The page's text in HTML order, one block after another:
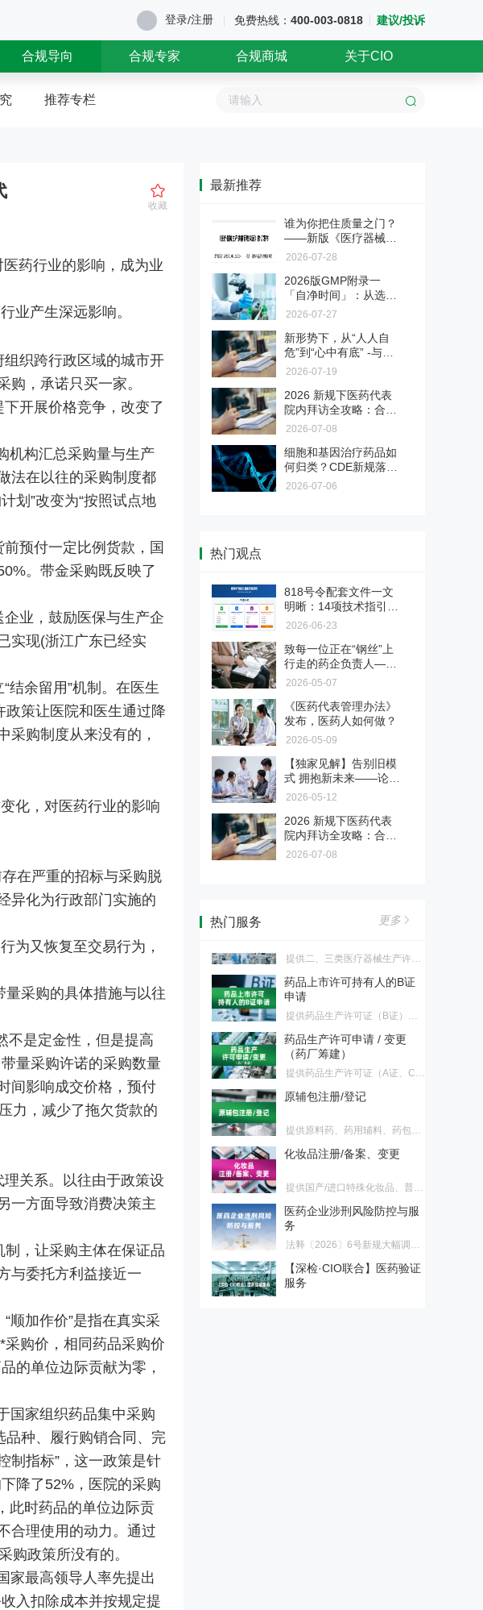
登录/注册 免费热线： 400-003-0818 建议/投诉
合规导向 合规专家 合规商城 关于CIO
推荐专栏
收藏
药行业的影响，成为业
业产生深远影响。
织跨行政区域的城市开
，承诺只买一家。
开展价格竞争，改变了
机构汇总采购量与生产
法在以往的采购制度都
划”改变为“按照试点地
预付一定比例货款，国
。带金采购既反映了
业，鼓励医保与生产企
实现(浙江广东已经实
结余留用”机制。在医生
政策让医院和医生通过降
采购制度从来没有的，
化，对医药行业的影响
在严重的招标与采购脱
异化为行政部门实施的
为又恢复至交易行为，
量采购的具体措施与以往
不是定金性，但是提高
量采购许诺的采购数量
间影响成交价格，预付
力，减少了拖欠货款的
关系。以往由于政策设
一方面导致消费决策主
制，让采购主体在保证品
与委托方利益接近一
顺加作价”是指在真实采
采购价，相同药品采购价
的单位边际贡献为零，
国家组织药品集中采购
品种、履行购销合同、完
制指标”，这一政策是针
降了52%，医院的采购
此时药品的单位边际贡
合理使用的动力。通过
购政策所没有的。
家最高领导人率先提出
入扣除成本并按规定提
最新推荐
谁为你把住质量之门？
——新版《医疗器械生
产质量管理规范》第三
2026-07-28
2026版GMP附录一
「自净时间」：从选做
变必做
2026-07-27
新形势下，从“人人自
危”到“心中有底” -与医
药企业管理层、董事
对话
2026-07-19
2026 新规下医药代表
院内拜访全攻略：合规
是底线，专业是出路
2026-07-08
细胞和基因治疗药品如
何归类？CDE新规落
地，与818号令“双轨
2026-07-06
热门观点
818号令配套文件一文
明晰：14项技术指引＋
2份核心规范＋备案自
2026-06-23
致每一位正在“钢丝”上
行走的药企负责人——
2026医药反腐风暴来
站在悬崖边缘？
2026-05-07
《医药代表管理办法》
发布，医药人如何做？
2026-05-09
【独家见解】告别旧模
式 拥抱新未来——论新
规下医药代表的转型与
2026-05-12
2026 新规下医药代表
院内拜访全攻略：合规
是底线，专业是出路
2026-07-08
热门服务 更多
医药企业涉刑风险防控与服
务
标准，正式终结民企与国企量
刑“双轨制”。为帮助企业精准理
解新规红线、有效化解营销合规
助您全面识别并化解涉刑风险。
【深检·CIO联合】医药验证
服务
查，您的验证文件经得起推敲
吗？深检集团与CIO合规保证组
织联合推出医药验证服务，为您
的验证证据链。国字号检测背书
+ CIO合规深服务，让验证经得
起检查员任何审视。
药品上市后临床评价・真实
世界研究 & 药物警戒全链条
服务
临床评价、真实世界研究、药物
警戒主动监测、卫生经济学研究
及成果转化服务。
合规破局与价值重塑 医药营
销转型实战训练营
人。
本服务专注于为医药相关企业提
供品牌及产品宣传片制作，由医
药垂直专业团队打造，以合规传
资源，为医药生产企业、生物制
药公司、医疗器械厂商、医药创
新企业提供一站式影像传播解决
各类宣传痛点，规避传播风险，
提升品牌公信力与临床端认可
度。
提供国产/进口二、三类医疗器
械、IVD首次注册、延续注册、
变更注册，国产/进口一类医疗器
药品（国产/进口）注册、变
更
提供国产/进口（含港澳台）化
药、生物制品、中药首次注册、
再注册、上市后变更服务
式启动
第三届百城行已于2026年正式启
动。我们诚挚邀请各地监管部门
成为本届活动的合作单位，共同
跃升。
提供药品经营许可证批发、零售
连锁总部、零售连锁药店、零售
药店首次申请、换证、变更服务
证首次申请、换证、变更，一类
医疗器械生产备案、变更服务
药品上市许可持有人的B证
申请
提供药品生产许可证（B证）首
次申请、换证、变更服务，适合
不建药厂持证客户
药品生产许可申请 / 变更
（药厂筹建）
提供药品生产许可证（A证、C
证、D证）首次申请、换证、变
更服务，适合需药厂筹建客户
原辅包注册/登记
登记，原料药注册、原料药再注
册服务
化妆品注册/备案、变更
化妆品首次注册/备案、延续注
册、变更注册/备案服务
医药企业涉刑风险防控与服
务
法释〔2026〕6号新规大幅调整
了单位行贿、对非公行贿等罪名
标准，正式终结民企与国企量
刑“双轨制”。为帮助企业精准理
解新规红线、有效化解营销合规
【深检·CIO联合】医药验证
服务
验证不是写文件，是用证据说